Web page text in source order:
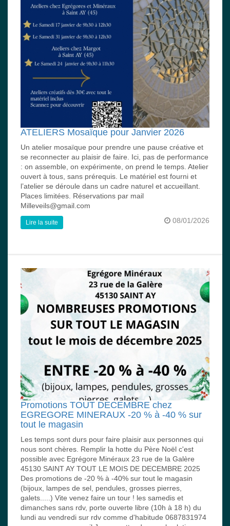
ATELIERS Mosaïque pour Janvier 2026
Un atelier mosaïque pour prendre une pause créative et
se reconnecter au plaisir de faire. Ici, pas de performance
: on assemble, on expérimente, on prend le temps. Atelier
ouvert à tous, sans prérequis. Le matériel est fourni et
l’atelier se déroule dans un cadre naturel et accueillant.
Places limitées. Réservations par mail
Milleveils@gmail.com
08/01/2026
Lire la suite
Promotions TOUT DECEMBRE chez
EGREGORE MINERAUX -20 % à -40 % sur
tout le magasin
Les temps sont durs pour faire plaisir aux personnes qui
nous sont chères. Remplir la hotte du Père Noël c'est
possible avec Egrégore Minéraux 23 rue de la Galère
45130 SAINT AY TOUT LE MOIS DE DECEMBRE 2025
Des promotions de -20 % à -40% sur tout le magasin
(bijoux, lampes de sel, pendules, grosses pierres,
galets.....) Vite venez faire un tour ! les samedis et
dimanches sans rdv, porte ouverte libre (10h à 18 h) du
lundi au vendredi sur rdv comme d'habitude 0687831974